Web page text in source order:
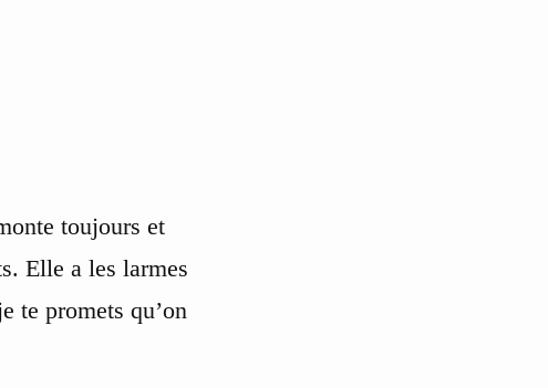
toujours et
Elle a les larmes
te promets qu’on